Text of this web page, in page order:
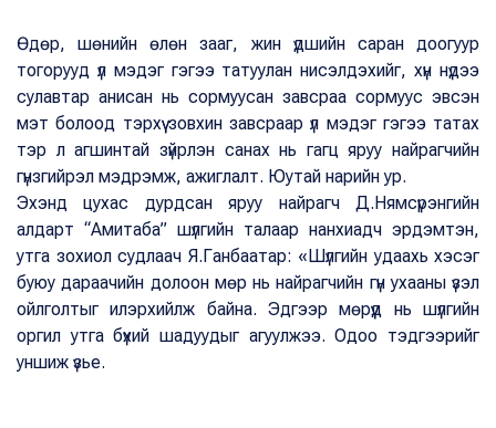
Өдөр, шөнийн өлөн зааг, жин үдшийн саран доогуур
тогорууд үл мэдэг гэгээ татуулан нисэлдэхийг, хүн нүдээ
сулавтар анисан нь сормуусан завсраа сормуус эвсэн
мэт болоод тэрхүү зовхин завсраар үл мэдэг гэгээ татах
тэр л агшинтай зүйрлэн санах нь гагц яруу найрагчийн
гүнзгийрэл мэдрэмж, ажиглалт. Юутай нарийн ур.
Эхэнд цухас дурдсан яруу найрагч Д.Нямсүрэнгийн
алдарт “Амитаба” шүлгийн талаар нанхиадч эрдэмтэн,
утга зохиол судлаач Я.Ганбаатар: «Шүлгийн удаахь хэсэг
буюу дараачийн долоон мөр нь найрагчийн гүн ухааны үзэл
ойлголтыг илэрхийлж байна. Эдгээр мөрүүд нь шүлгийн
оргил утга бүхий шадуудыг агуулжээ. Одоо тэдгээрийг
уншиж үзье.